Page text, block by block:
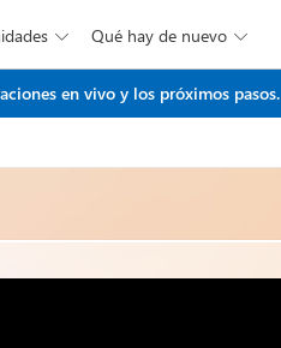
 Qué hay de nuevo 
en vivo y los próximos pasos.